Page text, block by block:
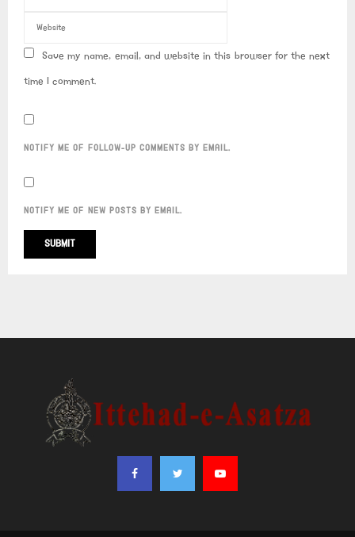
Save my name, email, and website in this browser for the next
time I comment.
NOTIFY ME OF FOLLOW-UP COMMENTS BY EMAIL.
NOTIFY ME OF NEW POSTS BY EMAIL.